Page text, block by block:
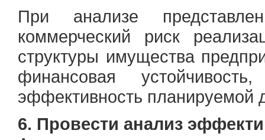
При анализе
коммерческий риск
структуры имущества
финансовая
эффективность планируемой
6. Провести анализ